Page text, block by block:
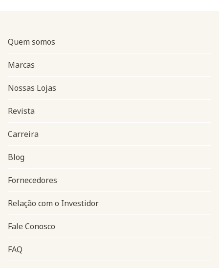
Navegação do rodapé
Quem somos
Marcas
Nossas Lojas
Revista
Carreira
Blog
Fornecedores
Relação com o Investidor
Fale Conosco
FAQ